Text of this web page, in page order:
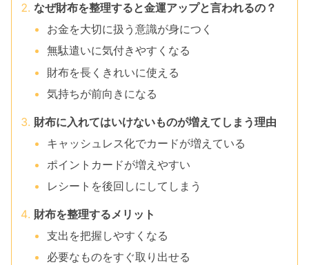
なぜ財布を整理すると金運アップと言われるの？
お金を大切に扱う意識が身につく
無駄遣いに気付きやすくなる
財布を長くきれいに使える
気持ちが前向きになる
財布に入れてはいけないものが増えてしまう理由
キャッシュレス化でカードが増えている
ポイントカードが増えやすい
レシートを後回しにしてしまう
財布を整理するメリット
支出を把握しやすくなる
必要なものをすぐ取り出せる